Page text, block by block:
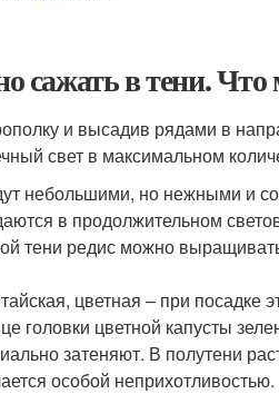
сажать в тени. Что
и высадив рядами в
свет в максимальном
небольшими, но нежными и
в продолжительном
тени редис можно
цветная – при
головки цветной капусты
затеняют. В полутени
особой